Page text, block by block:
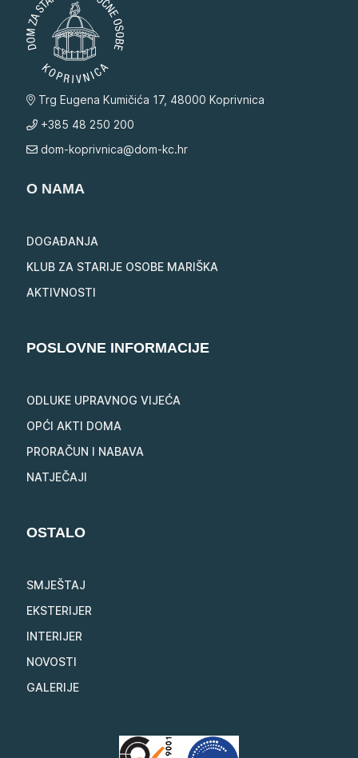
Trg Eugena Kumičića 17, 48000 Koprivnica
+385 48 250 200
dom-koprivnica@dom-kc.hr
O NAMA
DOGAĐANJA
KLUB ZA STARIJE OSOBE MARIŠKA
AKTIVNOSTI
POSLOVNE INFORMACIJE
ODLUKE UPRAVNOG VIJEĆA
OPĆI AKTI DOMA
PRORAČUN I NABAVA
NATJEČAJI
OSTALO
SMJEŠTAJ
EKSTERIJER
INTERIJER
NOVOSTI
GALERIJE